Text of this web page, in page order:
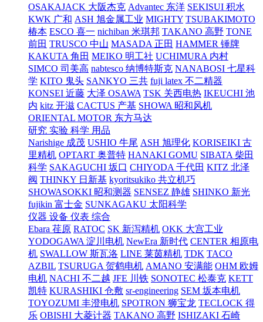
OSAKAJACK 大阪杰克 Advantec 东洋 SEKISUI 积水
KWK 广和 ASH 旭金属工业 MIGHTY TSUBAKIMOTO
椿本 ESCO 喜一 nichiban 米琪邦 TAKANO 高野 TONE
前田 TRUSCO 中山 MASADA 正田 HAMMER 锤牌
KAKUTA 角田 MEIKO 明工社 UCHIMURA 内村
SIMCO 司美高 nabtesco 纳博特斯克 NANABOSI 七星科
学 KITO 鬼头 SANKYO 三共 fuji latex 不二精器
KONSEI 近藤 大泽 OSAWA TSK 关西电热 IKEUCHI 池
内 kitz 开滋 CACTUS 产基 SHOWA 昭和风机
ORIENTAL MOTOR 东方马达
研究 实验 科学 用品
Narishige 成茂 USHIO 牛尾 ASH 旭理化 KORISEIKI 古
里精机 OPTART 奥普特 HANAKI GOMU SIBATA 柴田
科学 SAKAGUCHI 坂口 CHIYODA 千代田 KITZ 北泽
阀 THINKY 日新基 kyoritsukiko 共立机巧
SHOWASOKKI 昭和测器 SENSEZ 静雄 SHINKO 新光
fujikin 富士金 SUNKAGAKU 太阳科学
仪器 设备 仪表 综合
Ebara 荏原 RATOC SK 新泻精机 OKK 大宫工业
YODOGAWA 淀川电机 NewEra 新时代 CENTER 相原电
机 SWALLOW 斯瓦洛 LINE 莱茵精机 TDK TACO
AZBIL TSURUGA 贺鹤电机 AMANO 安满能 OHM 欧姆
电机 NACHI 不二越 JFE 川铁 SONOTEC 松泰克 KETT
凯特 KURASHIKI 仓敷 sr-engineering SEM 坂本电机
TOYOZUMI 丰澄电机 SPOTRON 狮宝龙 TECLOCK 得
乐 OBISHI 大菱计器 TAKANO 高野 ISHIZAKI 石崎